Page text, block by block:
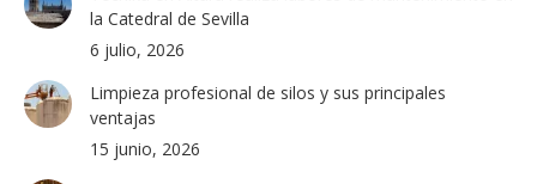
la Catedral de Sevilla
6 julio, 2026
Limpieza profesional de silos y sus principales
ventajas
15 junio, 2026